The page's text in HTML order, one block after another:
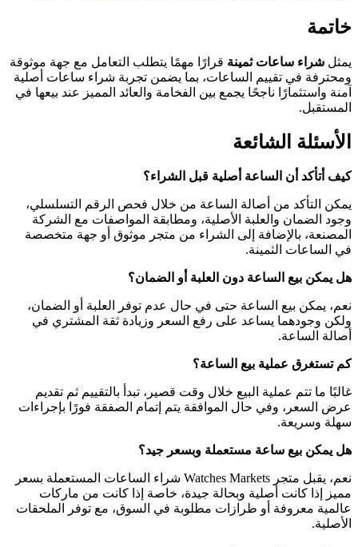
خاتمة
يمثل شراء ساعات ثمينة قرارًا مهمًا يتطلب التعامل مع جهة موثوقة
ومحترفة في تقييم الساعات، بما يضمن تجربة شراء ساعات أصلية
آمنة واستثمارًا ناجحًا يجمع بين الفخامة والعائد المميز عند بيعها في
المستقبل.
الأسئلة الشائعة
كيف أتأكد أن الساعة أصلية قبل الشراء؟
يمكن التأكد من أصالة الساعة من خلال فحص الرقم التسلسلي،
وجود الضمان والعلبة الأصلية، ومطابقة المواصفات مع الشركة
المصنعة، بالإضافة إلى الشراء من متجر موثوق أو جهة متخصصة
في الساعات الثمينة.
هل يمكن بيع الساعة دون العلبة أو الضمان؟
نعم، يمكن بيع الساعة حتى في حال عدم توفر العلبة أو الضمان،
ولكن وجودهما يساعد على رفع السعر وزيادة ثقة المشتري في
أصالة الساعة.
كم تستغرق عملية بيع الساعة؟
غالبًا ما تتم عملية البيع خلال وقت قصير، تبدأ بالتقييم ثم تقديم
عرض السعر، وفي حال الموافقة يتم إتمام الصفقة فورًا بإجراءات
سهلة وسريعة.
هل يمكن بيع ساعة مستعملة وبسعر جيد؟
نعم، يقبل متجر Watches Markets
شراء الساعات المستعملة بسعر
مميز إذا كانت أصلية وبحالة جيدة، خاصة إذا كانت من ماركات
عالمية معروفة أو طرازات مطلوبة في السوق، مع توفر الملحقات
الأصلية.